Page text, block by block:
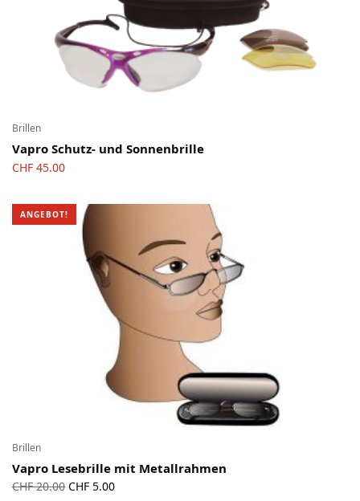
Brillen
Vapro Schutz- und Sonnenbrille
CHF 45.00
ANGEBOT!
Brillen
Vapro Lesebrille mit Metallrahmen
CHF20.00 Ursprünglicher
CHF 5.00Aktueller